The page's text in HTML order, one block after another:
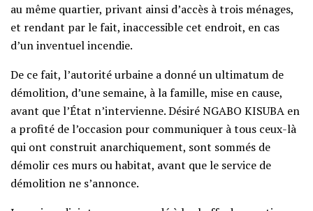
au même quartier, privant ainsi d’accès à trois ménages,
et rendant par le fait, inaccessible cet endroit, en cas
d’un inventuel incendie.
De ce fait, l’autorité urbaine a donné un ultimatum de
démolition, d’une semaine, à la famille, mise en cause,
avant que l’État n’intervienne. Désiré NGABO KISUBA en
a profité de l’occasion pour communiquer à tous ceux-là
qui ont construit anarchiquement, sont sommés de
démolir ces murs ou habitat, avant que le service de
démolition ne s’annonce.